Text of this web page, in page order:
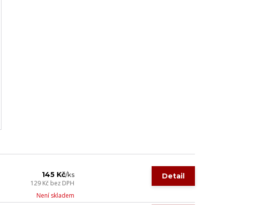
145 Kč/ks
129 Kč bez DPH
Není skladem
Detail